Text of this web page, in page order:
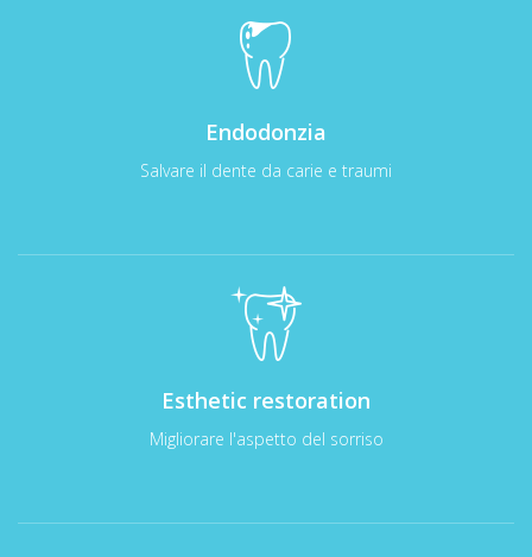
Endodonzia
Salvare il dente da carie e traumi
Esthetic restoration
Migliorare l'aspetto del sorriso